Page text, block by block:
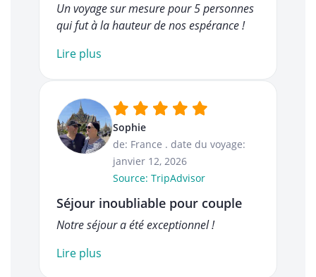
Un voyage sur mesure pour 5 personnes
qui fut à la hauteur de nos espérance !
Lire plus
Sophie
de: France . date du voyage:
janvier 12, 2026
Source: TripAdvisor
Séjour inoubliable pour couple
Notre séjour a été exceptionnel !
Lire plus